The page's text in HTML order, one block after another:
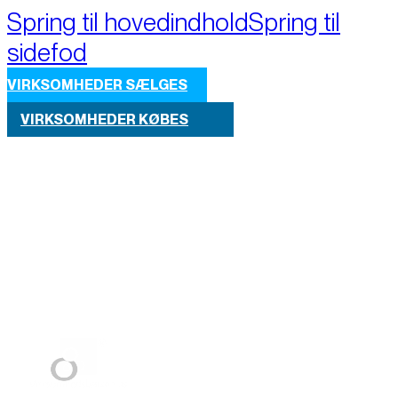
Spring til hovedindholdSpring til
sidefod
VIRKSOMHEDER SÆLGES
VIRKSOMHEDER KØBES